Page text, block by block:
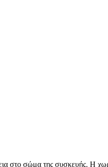
στο σώμα της συσκευής. Η